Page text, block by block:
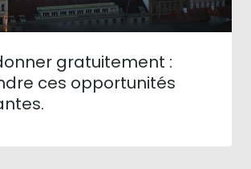
gratuitement :
ces opportunités